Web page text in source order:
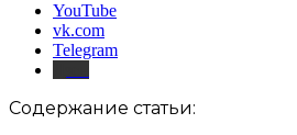
YouTube
vk.com
Telegram
Содержание статьи: